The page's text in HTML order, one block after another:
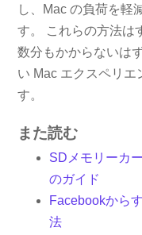
し、Mac の負荷を軽
す。 これらの方法は
数分もかからないは
い Mac エクスペリエ
す。
また読む
SDメモリーカ
のガイド
Facebookから
法